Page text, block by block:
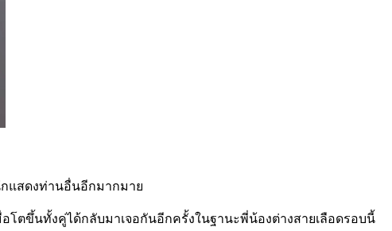
กแสดงท่านอื่นอีกมากมาย
โตขึ้นทั้งคู่ได้กลับมาเจอกันอีกครั้งในฐานะพี่น้องต่างสายเลือดรอบนี้